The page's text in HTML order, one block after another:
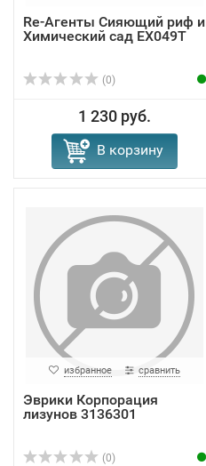
Re-Агенты Сияющий риф и
Химический сад EX049T
(0)
1 230 руб.
В корзину
избранное сравнить
Эврики Корпорация
лизунов 3136301
(0)